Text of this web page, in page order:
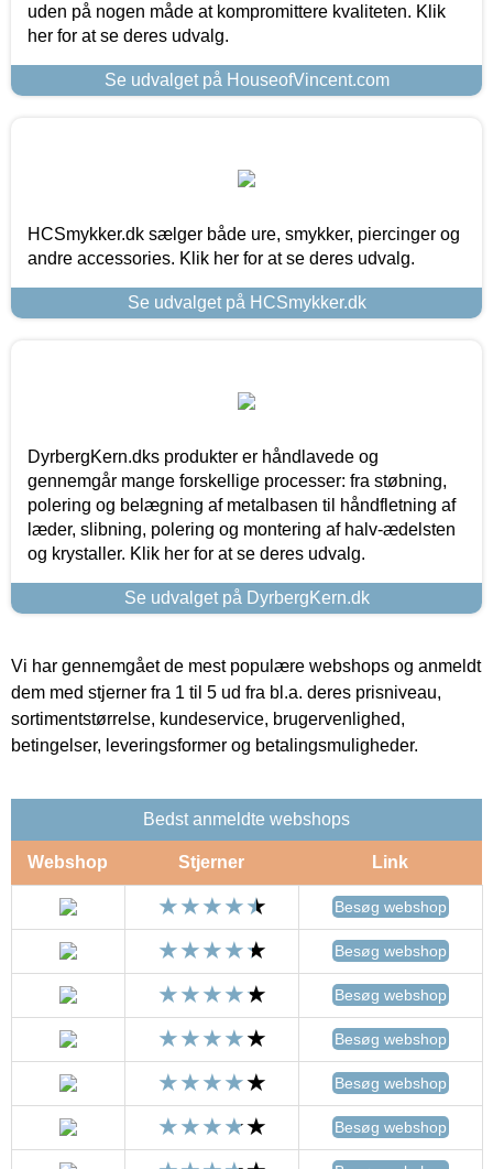
uden på nogen måde at kompromittere kvaliteten. Klik
her for at se deres udvalg.
Se udvalget på HouseofVincent.com
HCSmykker.dk sælger både ure, smykker, piercinger og
andre accessories. Klik her for at se deres udvalg.
Se udvalget på HCSmykker.dk
DyrbergKern.dks produkter er håndlavede og
gennemgår mange forskellige processer: fra støbning,
polering og belægning af metalbasen til håndfletning af
læder, slibning, polering og montering af halv-ædelsten
og krystaller. Klik her for at se deres udvalg.
Se udvalget på DyrbergKern.dk
Vi har gennemgået de mest populære webshops og anmeldt
dem med stjerner fra 1 til 5 ud fra bl.a. deres prisniveau,
sortimentstørrelse, kundeservice, brugervenlighed,
betingelser, leveringsformer og betalingsmuligheder.
Bedst anmeldte webshops
Webshop Stjerner Link
Besøg webshop
Besøg webshop
Besøg webshop
Besøg webshop
Besøg webshop
Besøg webshop